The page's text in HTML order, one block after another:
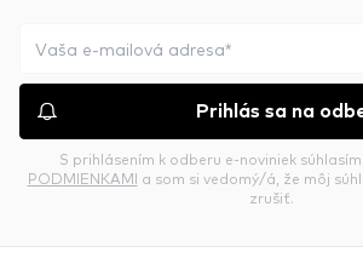
Prihlás sa na
S prihlásením k odberu e-noviniek
PODMIENKAMI a som si vedomý/á, že môj
zrušiť.